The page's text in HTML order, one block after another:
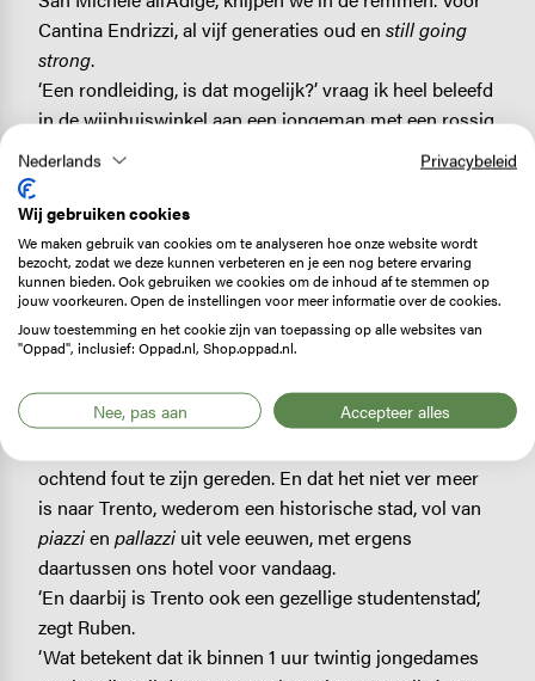
Cantina Endrizzi, al vijf generaties oud en still going
strong.
‘Een rondleiding, is dat mogelijk?’ vraag ik heel beleefd
in de wijnhuiswinkel aan een jongeman met een rossig
Van Gogh-baardje.
‘Helaas, alleen op afspraak’, zegt Andrea, die daarbij
kijkt als Vincent die zijn laatste oortje versnoept heeft.
Waarna ik zo mogelijk nóg zieliger kijk. Een beetje
zoals Ruben gisteren naar z’n bolletje ijs staarde, nadat
dit per ongeluk na drie likjes op de Piazza dell’Erbe
was gekwakt. En ja, dat helpt. Verhalend over druiven
en most laat Andrea, nu lachend, ons eerst een deel
van de wijngaard en de imposante wijnkelders zien en
daarna mogen we enkele prijswinnende Endrizzi-
ochtend fout te zijn gereden. En dat het niet ver meer
is naar Trento, wederom een historische stad, vol van
piazzien pallazziuit vele eeuwen, met ergens
daartussen ons hotel voor vandaag.
‘En daarbij is Trento ook een gezellige studentenstad’,
zegt Ruben.
‘Wat betekent dat ik binnen 1 uur twintig jongedames
Nederlands Privacybeleid
Wij gebruiken cookies
We maken gebruik van cookies om te analyseren hoe onze website wordt
bezocht, zodat we deze kunnen verbeteren en je een nog betere ervaring
kunnen bieden. Ook gebruiken we cookies om de inhoud af te stemmen op
jouw voorkeuren. Open de instellingen voor meer informatie over de cookies.
Jouw toestemming en het cookie zijn van toepassing op alle websites van
"Oppad", inclusief: Oppad.nl, Shop.oppad.nl.
Nee, pas aan Accepteer alles